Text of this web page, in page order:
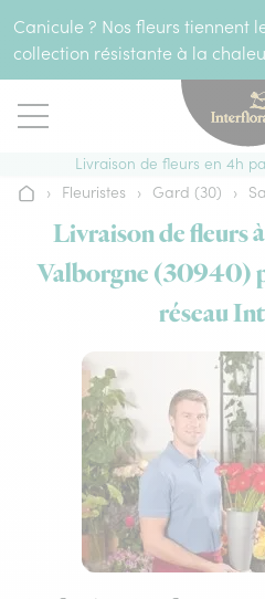
Canicule ? Nos fleurs tiennent
collection résistante à la
Livraison de fleurs en 4h
Accueil
› Fleuristes › Gard (30) ›
Livraison de fleurs
Valborgne (30940)
réseau